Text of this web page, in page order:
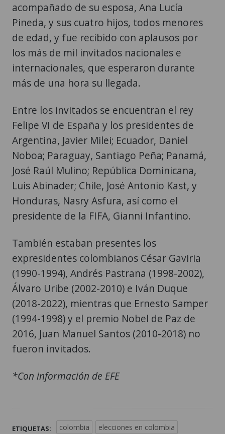
acompañado de su esposa, Ana Lucía
Pineda, y sus cuatro hijos, todos menores
de edad, y fue recibido con aplausos por
los más de mil invitados nacionales e
internacionales, que esperaron durante
más de una hora su llegada.
Entre los invitados se encuentran el rey
Felipe VI de España y los presidentes de
Argentina, Javier Milei; Ecuador, Daniel
Noboa; Paraguay, Santiago Peña; Panamá,
José Raúl Mulino; República Dominicana,
Luis Abinader; Chile, José Antonio Kast, y
Honduras, Nasry Asfura, así como el
presidente de la FIFA, Gianni Infantino.
También estaban presentes los
expresidentes colombianos César Gaviria
(1990-1994), Andrés Pastrana (1998-2002),
Álvaro Uribe (2002-2010) e Iván Duque
(2018-2022), mientras que Ernesto Samper
(1994-1998) y el premio Nobel de Paz de
2016, Juan Manuel Santos (2010-2018) no
fueron invitados.
*Con información de EFE
ETIQUETAS: colombia elecciones en colombia